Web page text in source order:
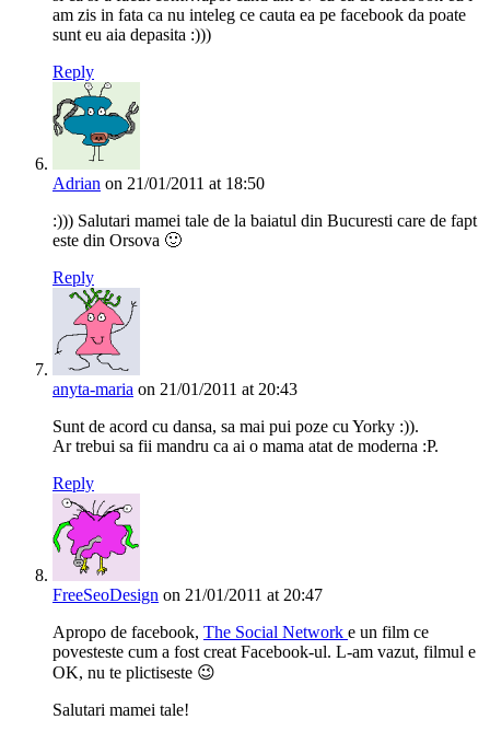
am zis in fata ca nu inteleg ce cauta ea pe facebook da poate
sunt eu aia depasita :)))
Reply
Adrian on 21/01/2011 at 18:50
:))) Salutari mamei tale de la baiatul din Bucuresti care de fapt
este din Orsova 🙂
Reply
anyta-maria on 21/01/2011 at 20:43
Sunt de acord cu dansa, sa mai pui poze cu Yorky :)).
Ar trebui sa fii mandru ca ai o mama atat de moderna :P.
Reply
FreeSeoDesign on 21/01/2011 at 20:47
Apropo de facebook, The Social Network e un film ce
povesteste cum a fost creat Facebook-ul. L-am vazut, filmul e
OK, nu te plictiseste 😉
Salutari mamei tale!